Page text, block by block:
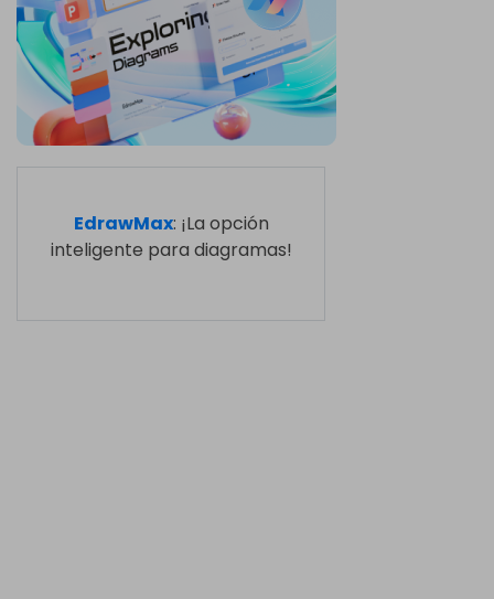
EdrawMax: ¡La opción
inteligente para diagramas!